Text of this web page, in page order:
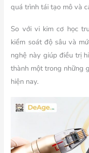
quá trình tái tạo mô và
So với vi kim cơ học
kiểm soát độ sâu và
nghệ này giúp điều trị
thành một trong những
hiện nay.